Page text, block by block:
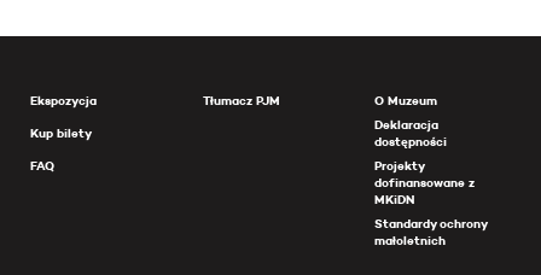
Ekspozycja
Kup bilety
FAQ
Tłumacz PJM
O Muzeum
Deklaracja
dostępności
Projekty
dofinansowane z
MKiDN
Standardy ochrony
małoletnich